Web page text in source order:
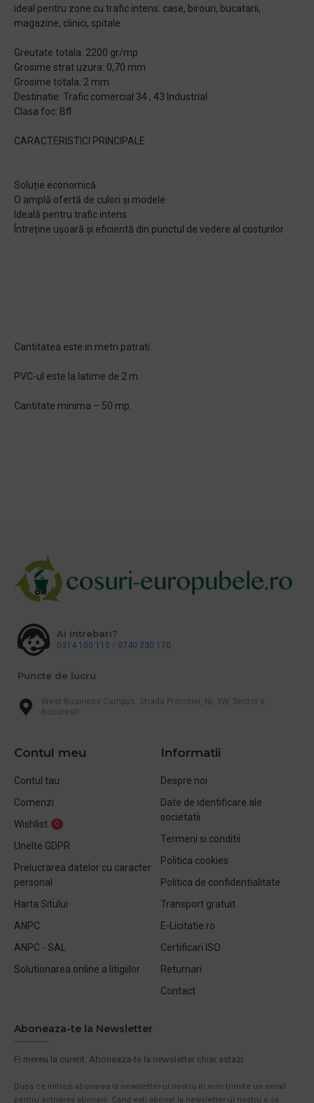
ideal pentru zone cu trafic intens: case, birouri, bucatarii,
magazine, clinici, spitale.
Greutate totala: 2200 gr/mp
Grosime strat uzura: 0,70 mm
Grosime totala: 2 mm
Destinatie: Trafic comercial 34 , 43 Industrial
Clasa foc: Bfl
CARACTERISTICI PRINCIPALE
Soluție economică
O amplă ofertă de culori și modele
Ideală pentru trafic intens
Întreține ușoară și eficientă din punctul de vedere al costurilor
Cantitatea este in metri patrati.
PVC-ul este la latime de 2 m.
Cantitate minima – 50 mp.
Ai intrebari?
0314 100 110 / 0740 230 170
Puncte de lucru
West Business Campus, Strada Preciziei, Nr, 3W, Sector 6,
Bucuresti
Contul meu
Contul tau
Comenzi
Wishlist
0
Unelte GDPR
Prelucrarea datelor cu caracter
personal
Harta Sitului
ANPC
ANPC - SAL
Solutionarea online a litigiilor
Informatii
Despre noi
Date de identificare ale
societatii
Termeni si conditii
Politica cookies
Politica de confidentialitate
Transport gratuit
E-Licitatie.ro
Certificari ISO
Returnari
Contact
Aboneaza-te la Newsletter
Fi mereu la curent. Aboneaza-te la newsletter chiar astazi.
Dupa ce initiezi abonarea la newsletter-ul nostru iti vom trimite un email
pentru activarea abonarii. Cand esti abonat la newsletter-ul nostru o sa